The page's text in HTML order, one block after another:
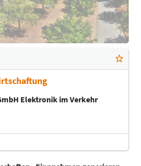
Elektronik im Verkehr